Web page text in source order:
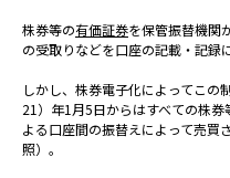
株券等の有価証券を保管振替機関
の受取りなどを口座の記載・記録
しかし、株券電子化によってこ
21）年1月5日からはすべての株
よる口座間の振替えによって売買
照）。